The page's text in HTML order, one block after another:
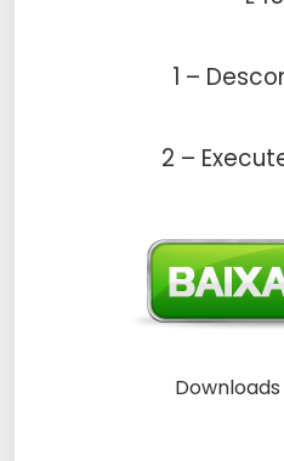
1 –
2 –